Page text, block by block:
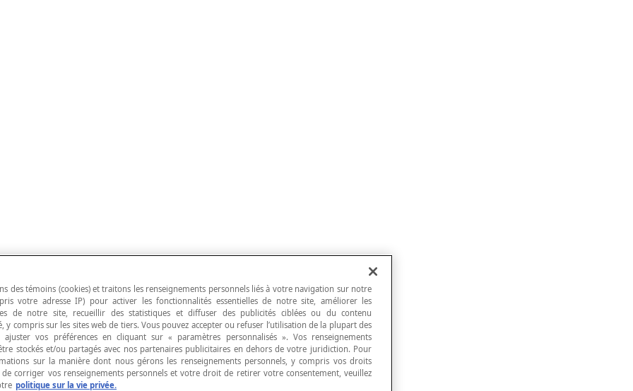
des témoins (cookies) et traitons les renseignements personnels liés à votre navigation sur notre
votre adresse IP) pour activer les fonctionnalités essentielles de notre site, améliorer les
de notre site, recueillir des statistiques et diffuser des publicités ciblées ou du contenu
y compris sur les sites web de tiers. Vous pouvez accepter ou refuser l’utilisation de la plupart des
vos préférences en cliquant sur « paramètres personnalisés ». Vos renseignements
stockés et/ou partagés avec nos partenaires publicitaires en dehors de votre juridiction. Pour
sur la manière dont nous gérons les renseignements personnels, y compris vos droits
de corriger vos renseignements personnels et votre droit de retirer votre consentement, veuillez
politique sur la vie privée.